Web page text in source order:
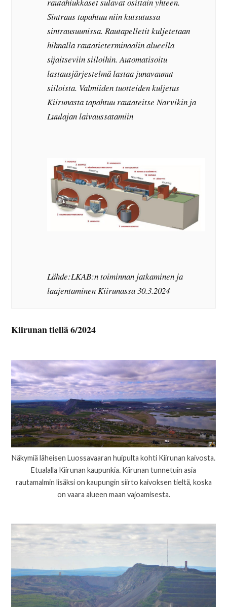
Sintraus tapahtuu niin kutsutussa
sintrausuunissa. Rautapelletit kuljetetaan
hihnalla rautatieterminaalin alueella
sijaitseviin siiloihin. Automatisoitu
lastausjärjestelmä lastaa junavaunut
siiloista. Valmiiden tuotteiden kuljetus
Kiirunasta tapahtuu rautateitse Narvikin ja
Luulajan laivaussatamiin
Lähde:LKAB:n toiminnan jatkaminen ja
laajentaminen Kiirunassa 30.3.2024
Kiirunan tiellä 6/2024
Näkymiä läheisen Luossavaaran huipulta kohti Kiirunan kaivosta.
Etualalla Kiirunan kaupunkia. Kiirunan tunnetuin asia
rautamalmin lisäksi on kaupungin siirto kaivoksen tieltä, koska
on vaara alueen maan vajoamisesta.